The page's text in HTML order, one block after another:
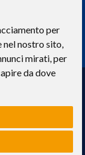
per
nel nostro sito,
mirati, per
da dove
descrittivo. -
e